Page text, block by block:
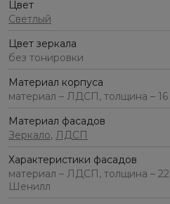
Цвет
Светлый
Цвет зеркала
без тонировки
Материал корпуса
материал – ЛДСП, толщина –
Материал фасадов
Зеркало, ЛДСП
Характеристики фасадов
материал – ЛДСП, толщина –
Шенилл